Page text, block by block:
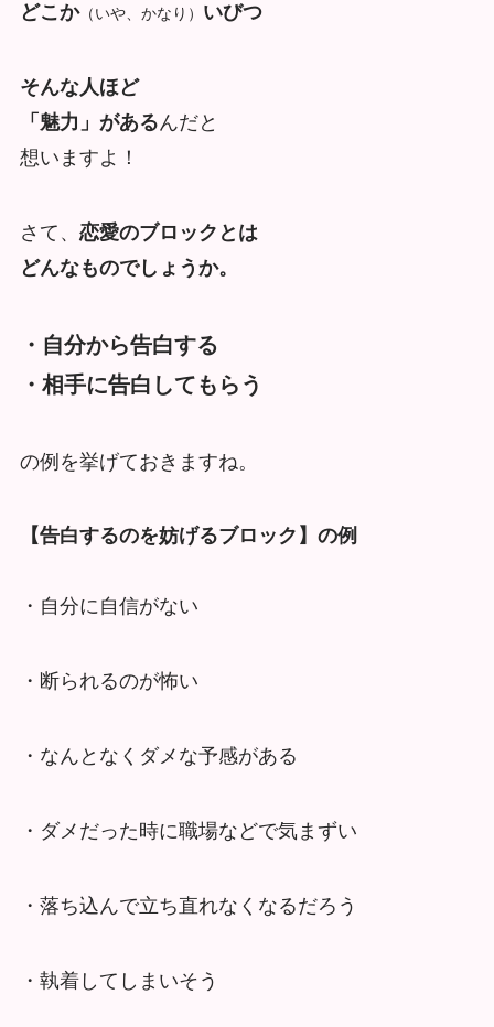
どこか（いや、かなり） いびつ
そんな人ほど
「魅力」があるんだと
想いますよ！
さて、 恋愛のブロックとは
どんなものでしょうか。
・自分から告白する
・相手に告白してもらう
の例を挙げておきますね。
【告白するのを妨げるブロック】の例
・自分に自信がない
・断られるのが怖い
・なんとなくダメな予感がある
・ダメだった時に職場などで気まずい
・落ち込んで立ち直れなくなるだろう
・執着してしまいそう